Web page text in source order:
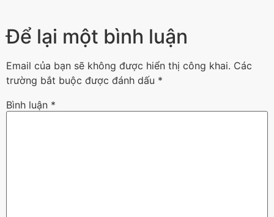
Để lại một bình luận
Email của bạn sẽ không được hiển thị công khai. Các
trường bắt buộc được đánh dấu *
Bình luận *